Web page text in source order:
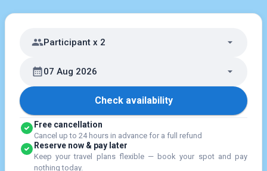
Participant x 2
07 Aug 2026
Check availability
Free cancellation
Cancel up to 24 hours in advance for a full refund
Reserve now & pay later
Keep your travel plans flexible — book your spot and pay
nothing today.